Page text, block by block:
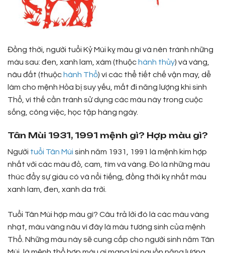
Đồng thời, người tuổi Kỷ Mùi kỵ màu gì và nên tránh những
màu sau: đen, xanh lam, xám (thuộc hành thủy) và vàng,
nâu đất (thuộc hành Thổ) vì các thể tiết chế vận may, dễ
làm cho mệnh Hỏa bị suy yếu, mất đi năng lượng khi sinh
Thổ, vì thế cần tránh sử dụng các màu này trong cuộc
sống, công việc, học tập hàng ngày.
Tân Mùi 1931, 1991 mệnh gì? Hợp màu gì?
Người tuổi Tân Mùi sinh năm 1931, 1991 là mệnh kim hợp
nhất với các màu đỏ, cam, tím và vàng. Đó là những màu
thúc đẩy sự giàu có và nổi tiếng, đồng thời kỵ nhất màu
xanh lam, đen, xanh da trời.
Tuổi Tân Mùi hợp màu gì? Câu trả lời đó là các màu vàng
nhạt, màu vàng nâu vì đây là màu tương sinh của mệnh
Thổ. Những màu này sẽ cung cấp cho người sinh năm Tân